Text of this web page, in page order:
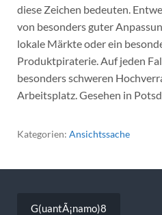
diese Zeichen bedeuten.
von besonders guter
lokale Märkte oder ein
Produktpiraterie. Auf jeden
besonders schweren
Arbeitsplatz. Gesehen in
Kategorien: Ansichtssache
G(uantÃ¡namo)8